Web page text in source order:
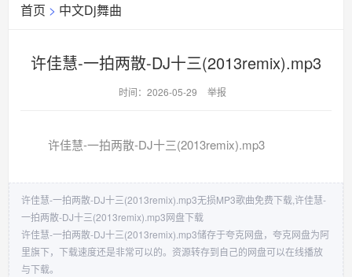
首页 > 中文Dj舞曲
许佳慧-一拍两散-DJ十三(2013remix).mp3
时间：2026-05-29 举报
许佳慧-一拍两散-DJ十三(2013remix).mp3
许佳慧-一拍两散-DJ十三(2013remix).mp3无损MP3歌曲免费下载,许佳慧-
一拍两散-DJ十三(2013remix).mp3网盘下载
许佳慧-一拍两散-DJ十三(2013remix).mp3储存于夸克网盘，夸克网盘为阿
里旗下，下载速度还是非常可以的。资源转存到自己的网盘可以在线播放
与下载。